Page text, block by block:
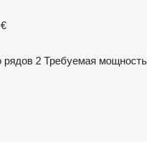
рядов 2 Требуемая мощность